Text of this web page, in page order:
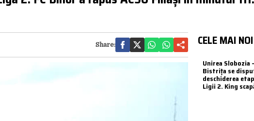
Share: CELE MAI
Unirea Slobozia
Bistrița se
deschiderea
Ligii 2. King